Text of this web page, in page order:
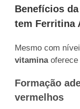
Benefícios
tem Ferritina
Mesmo com
vitaminaoferece
Formação
vermelhos